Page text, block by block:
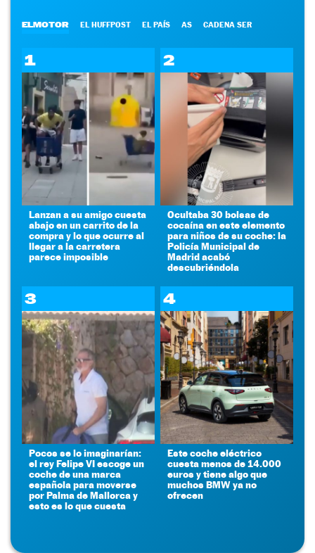
ELMOTOR EL HUFFPOST EL PAÍS AS CADENA SER
1
Lanzan a su amigo cuesta
abajo en un carrito de la
compra y lo que ocurre al
llegar a la carretera
parece imposible
2
Ocultaba 30 bolsas de
cocaína en este elemento
para niños de su coche: la
Policía Municipal de
Madrid acabó
descubriéndola
3
Pocos se lo imaginarían:
el rey Felipe VI escoge un
coche de una marca
española para moverse
por Palma de Mallorca y
esto es lo que cuesta
4
Este coche eléctrico
cuesta menos de 14.000
euros y tiene algo que
muchos BMW ya no
ofrecen